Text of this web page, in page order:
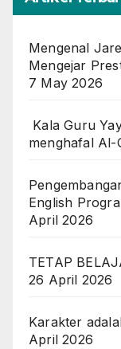
Mengenal
Mengejar
7 May 2026
Kala Guru
menghafal Al-
English
April 2026
TETAP
26 April 2026
Karakter
April 2026